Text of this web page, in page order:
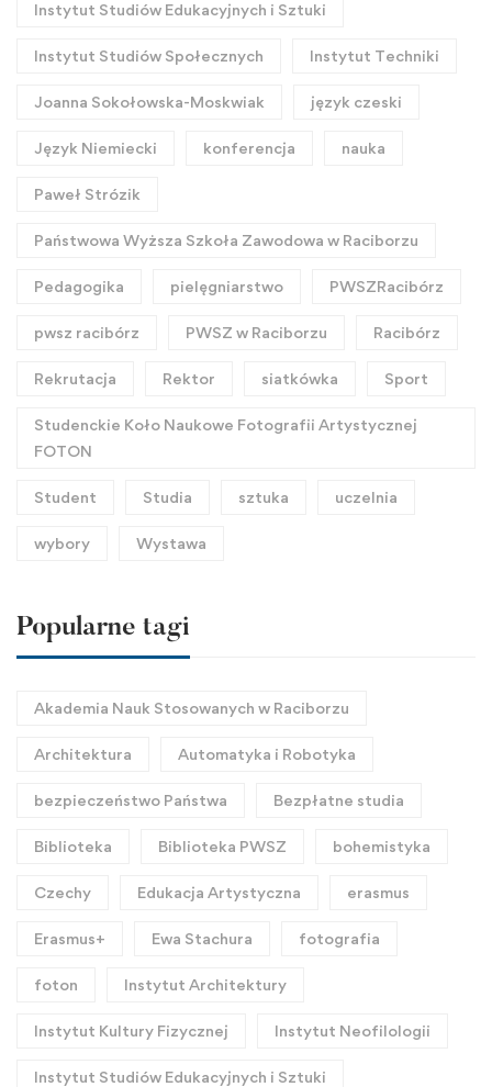
Instytut Studiów Edukacyjnych i Sztuki
Instytut Studiów Społecznych Instytut Techniki
Joanna Sokołowska-Moskwiak język czeski
Język Niemiecki konferencja nauka
Paweł Strózik
Państwowa Wyższa Szkoła Zawodowa w Raciborzu
Pedagogika pielęgniarstwo PWSZRacibórz
pwsz racibórz PWSZ w Raciborzu Racibórz
Rekrutacja Rektor siatkówka Sport
Studenckie Koło Naukowe Fotografii Artystycznej
FOTON
Student Studia sztuka uczelnia
wybory Wystawa
Popularne tagi
Akademia Nauk Stosowanych w Raciborzu
Architektura Automatyka i Robotyka
bezpieczeństwo Państwa Bezpłatne studia
Biblioteka Biblioteka PWSZ bohemistyka
Czechy Edukacja Artystyczna erasmus
Erasmus+ Ewa Stachura fotografia
foton Instytut Architektury
Instytut Kultury Fizycznej Instytut Neofilologii
Instytut Studiów Edukacyjnych i Sztuki